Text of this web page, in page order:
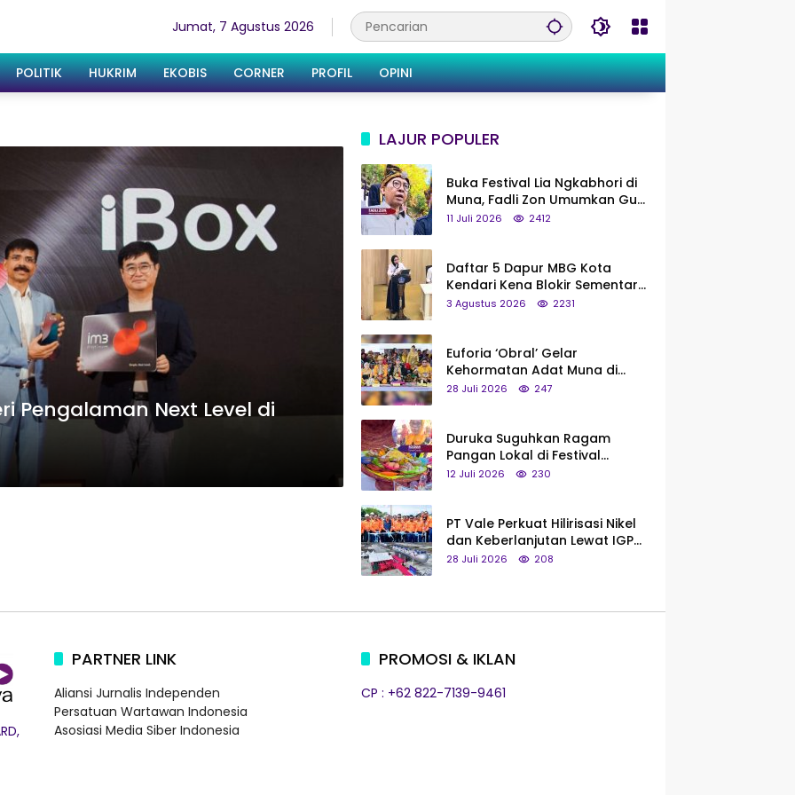
Jumat, 7 Agustus 2026
POLITIK HUKRIM EKOBIS CORNER PROFIL OPINI
Pengalaman Next Level di
LAJUR POPULER
Buka Festival Lia Ngkabhori di
Muna, Fadli Zon Umumkan Gua
Metanduno Segera Naik Status
11 Juli 2026 2412
Daftar 5 Dapur MBG Kota
Kendari Kena Blokir Sementara
dari Pusat
3 Agustus 2026 2231
Euforia ‘Obral’ Gelar
Kehormatan Adat Muna di
Silaturahmi KKMM, Ridwan Bae:
28 Juli 2026 247
Duruka Suguhkan Ragam
Pangan Lokal di Festival
Liangkobhori, Dari Umbi Rebus
12 Juli 2026 230
PT Vale Perkuat Hilirisasi Nikel
dan Keberlanjutan Lewat IGP
Morowali
28 Juli 2026 208
PARTNER LINK
Aliansi Jurnalis Independen
Persatuan Wartawan Indonesia
Asosiasi Media Siber Indonesia
PROMOSI & IKLAN
CP : +62 822-7139-9461